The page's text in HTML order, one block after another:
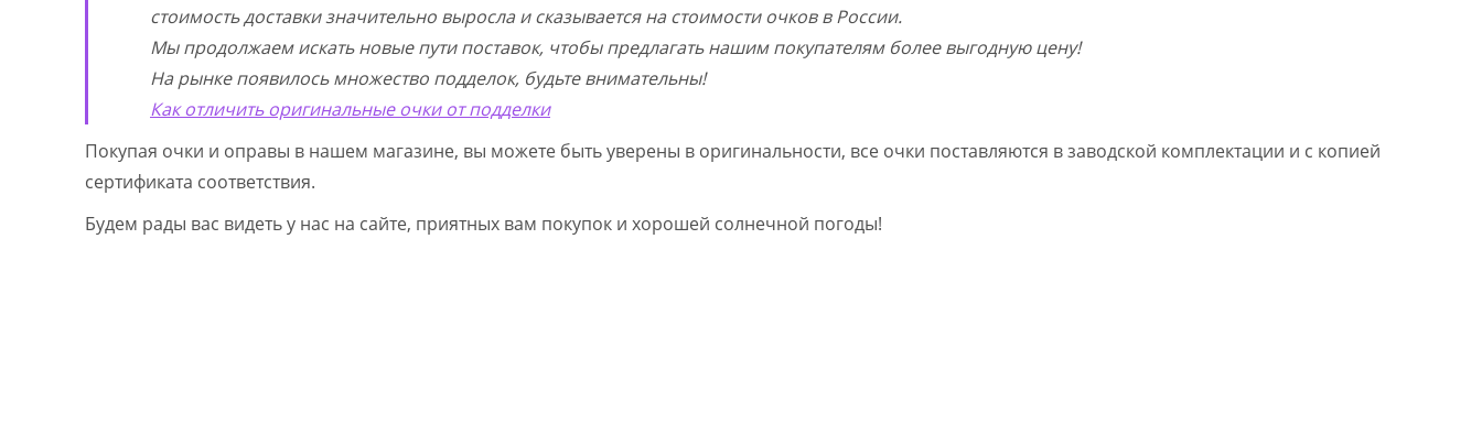
стоимость доставки значительно выросла и сказывается на стоимости очков в России.
Мы продолжаем искать новые пути поставок, чтобы предлагать нашим покупателям более выгодную цену!
На рынке появилось множество подделок, будьте внимательны!
Как отличить оригинальные очки от подделки
Покупая очки и оправы в нашем магазине, вы можете быть уверены в оригинальности, все очки поставляются в заводской комплектации и с копией
сертификата соответствия.
Будем рады вас видеть у нас на сайте, приятных вам покупок и хорошей солнечной погоды!